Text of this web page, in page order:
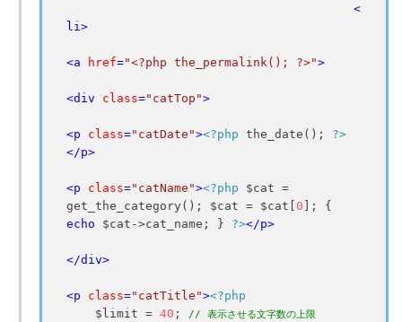
<
li>
<a href="<?php the_permalink(); ?>">
<div class="catTop">
<p class="catDate"><?php the_date(); ?>
</p>
<p class="catName"><?php $cat =
get_the_category(); $cat = $cat[ 0
echo $cat->cat_name; } ?></p>
</div>
<p class="catTitle"><?php
    $limit =
40 ; // 表示させる文字数の上限